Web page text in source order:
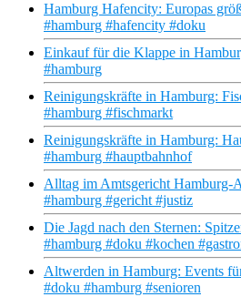
Hamburg Hafencity: Europas
#hamburg #hafencity #doku
Einkauf für die Klappe in
#hamburg
Reinigungskräfte in Hamburg:
#hamburg #fischmarkt
Reinigungskräfte in Hamburg:
#hamburg #hauptbahnhof
Alltag im Amtsgericht Hamburg-
#hamburg #gericht #justiz
Die Jagd nach den Sternen:
#hamburg #doku #kochen
Altwerden in Hamburg: Events
#doku #hamburg #senioren